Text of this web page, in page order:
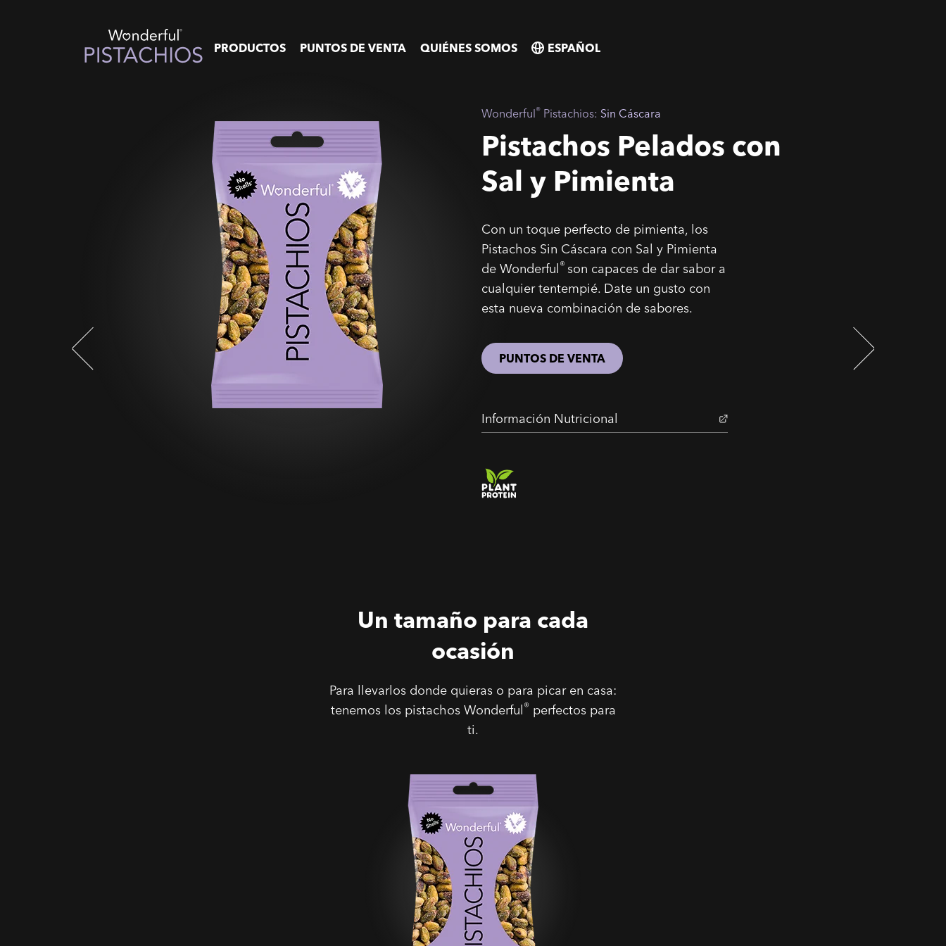
PRODUCTOS PUNTOS DE VENTA QUIÉNES SOMOS
SELECT
SELECT
Pistachos Pelados con
Sal y Pimienta
Wonderful® Pistachios: Sin Cáscara
Con un toque perfecto de pimienta, los
Pistachos Sin Cáscara con Sal y Pimienta
de Wonderful® son capaces de dar sabor a
cualquier tentempié. Date un gusto con
esta nueva combinación de sabores.
PUNTOS DE VENTA
Información Nutricional
Un tamaño para cada
ocasión
Para llevarlos donde quieras o para picar en casa:
tenemos los pistachos Wonderful® perfectos para
ti.